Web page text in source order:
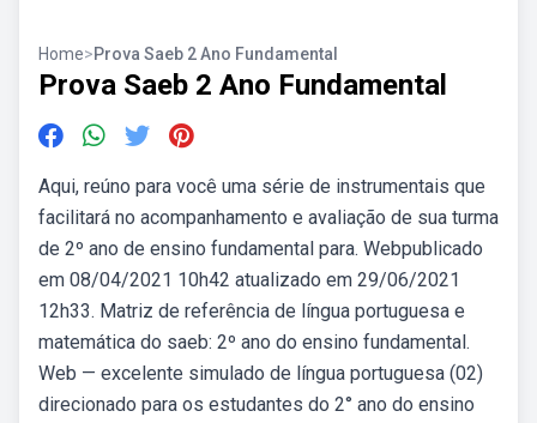
Home>Prova Saeb 2 Ano Fundamental
Prova Saeb 2 Ano Fundamental
Aqui, reúno para você uma série de instrumentais que
facilitará no acompanhamento e avaliação de sua turma
de 2º ano de ensino fundamental para. Webpublicado
em 08/04/2021 10h42 atualizado em 29/06/2021
12h33. Matriz de referência de língua portuguesa e
matemática do saeb: 2º ano do ensino fundamental.
Web — excelente simulado de língua portuguesa (02)
direcionado para os estudantes do 2° ano do ensino